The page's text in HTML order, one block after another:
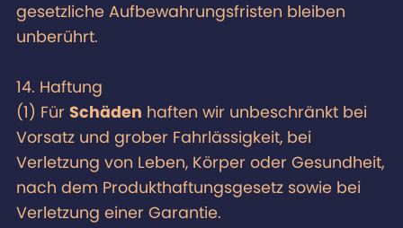
gesetzliche Aufbewahrungsfristen bleiben
unberührt.
14. Haftung
(1) Für Schäden haften wir unbeschränkt bei
Vorsatz und grober Fahrlässigkeit, bei
Verletzung von Leben, Körper oder Gesundheit,
nach dem Produkthaftungsgesetz sowie bei
Verletzung einer Garantie.